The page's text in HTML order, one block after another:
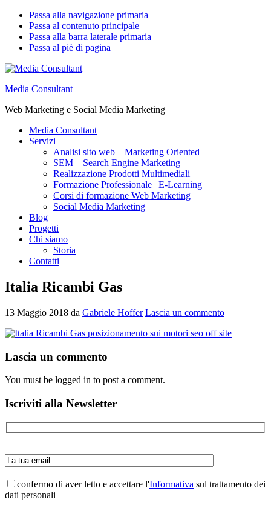
Passa alla navigazione primaria
Passa al contenuto principale
Passa alla barra laterale primaria
Passa al piè di pagina
Media Consultant
Web Marketing e Social Media Marketing
Media Consultant
Servizi
Analisi sito web – Marketing Oriented
SEM – Search Engine Marketing
Realizzazione Prodotti Multimediali
Formazione Professionale | E-Learning
Corsi di formazione Web Marketing
Social Media Marketing
Blog
Progetti
Chi siamo
Storia
Contatti
Italia Ricambi Gas
13 Maggio 2018 da Gabriele Hoffer Lascia un commento
Interazioni
lettore
Lascia un commento
You must be logged in to post a comment.
Barra
laterale
primaria
Iscriviti alla Newsletter
confermo di aver letto e accettare l'Informativa sul trattamento dei
dati personali